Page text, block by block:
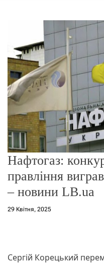
Нафтогаз:
правління
– новини LB.ua
29 Квітня, 2025
Сергій Корецький